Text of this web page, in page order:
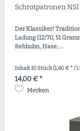
Schrotpatronen NSI
Der Klassiker!
Ladung (12/70, 51
Rebhuhn, Hase, ...
Inhalt10 Stück(1,40 € * /
14,00 € *
Merken